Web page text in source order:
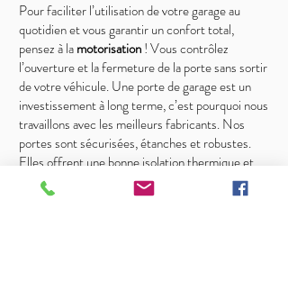
Pour faciliter l’utilisation de votre garage au
quotidien et vous garantir un confort total,
pensez à lamotorisation! Vous contrôlez
l’ouverture et la fermeture de la porte sans sortir
de votre véhicule. Une porte de garage est un
investissement à long terme, c’est pourquoi nous
travaillons avec les meilleurs fabricants. Nos
portes sont sécurisées, étanches et robustes.
Elles offrent une bonne isolation thermique et
résistent aux tentatives d’effraction.